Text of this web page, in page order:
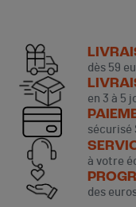
dès 59
en 3 à 5
sécurisé
à votre
des